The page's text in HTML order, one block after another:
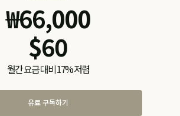
₩66,000
$60
월간 요금 대비 17% 저렴
유료 구독하기